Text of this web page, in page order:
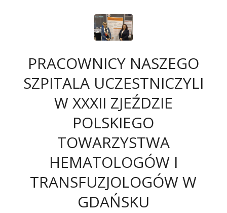
PRACOWNICY NASZEGO
SZPITALA UCZESTNICZYLI
W XXXII ZJEŹDZIE
POLSKIEGO
TOWARZYSTWA
HEMATOLOGÓW I
TRANSFUZJOLOGÓW W
GDAŃSKU